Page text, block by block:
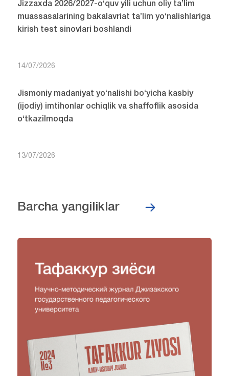
Jizzaxda 2026/2027-o‘quv yili uchun oliy ta’lim
muassasalarining bakalavriat ta’lim yo‘nalishlariga
kirish test sinovlari boshlandi
14/07/2026
Jismoniy madaniyat yo‘nalishi bo‘yicha kasbiy
(ijodiy) imtihonlar ochiqlik va shaffoflik asosida
o‘tkazilmoqda
13/07/2026
Barcha yangiliklar